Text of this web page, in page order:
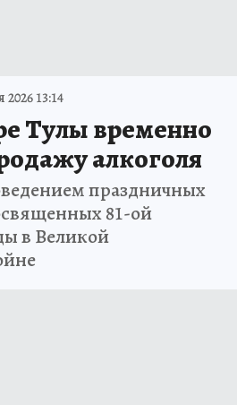
2026 13:14
Тулы временно
алкоголя
праздничных
81-ой
в Великой